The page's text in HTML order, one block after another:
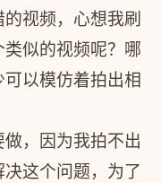
视频，心想我刷
似的视频呢？哪
以模仿着拍出相
，因为我拍不出
这个问题，为了